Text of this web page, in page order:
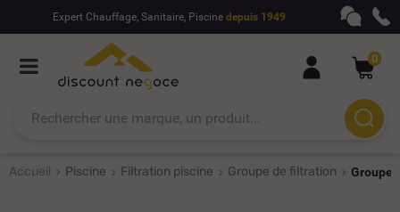
Expert Chauffage, Sanitaire, Piscine depuis 1949
0
Accueil Piscine Filtration piscine Groupe de filtration Groupe